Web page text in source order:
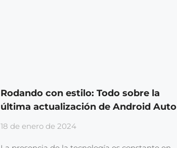
Rodando con estilo: Todo sobre la
última actualización de Android Auto
18 de enero de 2024